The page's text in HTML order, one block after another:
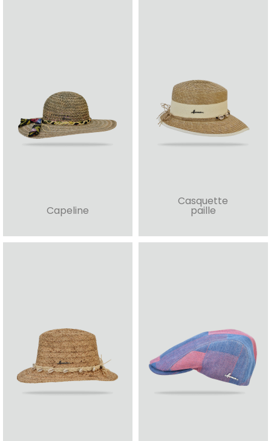
Capeline
Casquette
paille